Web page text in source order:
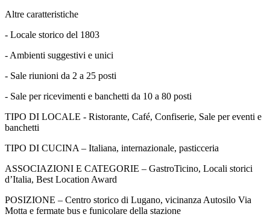
Altre caratteristiche
- Locale storico del 1803
- Ambienti suggestivi e unici
- Sale riunioni da 2 a 25 posti
- Sale per ricevimenti e banchetti da 10 a 80 posti
TIPO DI LOCALE - Ristorante, Café, Confiserie, Sale per eventi e
banchetti
TIPO DI CUCINA – Italiana, internazionale, pasticceria
ASSOCIAZIONI E CATEGORIE – GastroTicino, Locali storici
d’Italia, Best Location Award
POSIZIONE – Centro storico di Lugano, vicinanza Autosilo Via
Motta e fermate bus e funicolare della stazione